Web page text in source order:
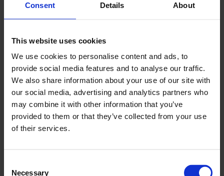
Consent Details About
This website uses cookies
We use cookies to personalise content and ads, to
provide social media features and to analyse our traffic.
We also share information about your use of our site with
our social media, advertising and analytics partners who
may combine it with other information that you’ve
provided to them or that they’ve collected from your use
of their services.
Necessary
Blir Nordens største og
bredeste messe